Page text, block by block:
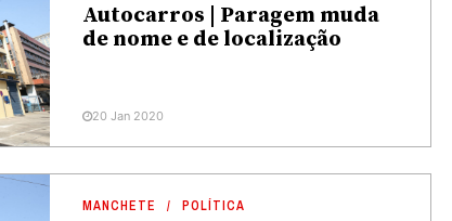
Autocarros | Paragem muda
de nome e de localização
20 Jan 2020
MANCHETE POLÍTICA